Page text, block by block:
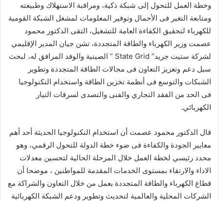
وخطة العمل للتحول إلى شبكة ذكية، ومراقبة الاستهلاك وطبيعته
ومتابعة التغير فى الأحمال وتوفير المعلومات لمشغل الشبكة القومية
للكهرباء لتحقيق الكفاءة العامة للتشغيل، التقى الدكتور محمود
عصمت وزير الكهرباء والطاقة المتجددة، تشن جيان المدير الإقليمي
لشركة ستيت جريد” State Grid ” الصينية والوفد المرافق له، لبحث
سبل دعم وتعزيز التعاون فى مجالات الطاقة المتجددة وتطوير
الشبكات والتوسع فى أنظمة تخزين الطاقة واستخدام التكنولوجيا
فى الحد من الفقد التجاري والفنى والتصدى لسرقات التيار
الكهربائي.
قال الدكتور محمود عصمت أن استخدام التكنولوجيا الحديثة أحد أهم
معايير الجودة والكفاءة فى ضوء خطة الدولة للتحول الرقمي، وهو
محدد رئيسي لخطة العمل خلال المرحلة الحالية لتحسين معدلات
الاداء والارتقاء بمستوى الخدمات المقدمة للمواطنين ، موضحا أن
قطاع الكهرباء والطاقة المتجددة يعمل من خلال التعاون والشراكة مع
الشركات المحلية والعالمية لتحديث وتطوير ودعم الشبكة الكهربائية